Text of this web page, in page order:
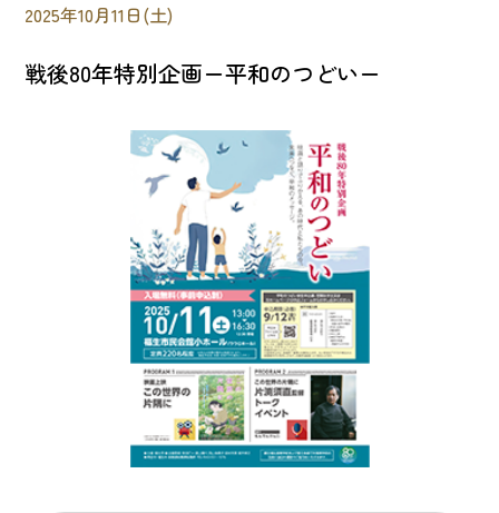
2025年10月11日(土)
戦後80年特別企画ー平和のつどいー